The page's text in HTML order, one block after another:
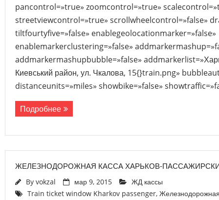
pancontrol=»true» zoomcontrol=»true»
streetviewcontrol=»true» scrollwheelcontrol=»false»
tiltfourtyfive=»false» enablegeolocationmarker=»false»
enablemarkerclustering=»false»
addmarkermashupbubble=»false»
Киевський район, ул. Чкалова, 15{}train.png»
distanceunits=»miles» showbike=»false»
Подробнее
ЖЕЛЕЗНОДОРОЖНАЯ КАССА ХАРЬКОВ-
By vokzal мар 9, 2015
ЖД кассы
Train ticket window Kharkov passenger,